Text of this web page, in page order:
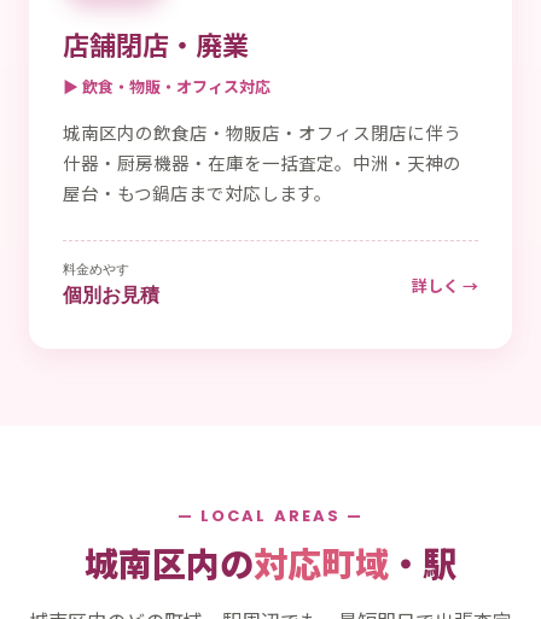
店舗閉店・廃業
▶ 飲食・物販・オフィス対応
城南区内の飲食店・物販店・オフィス閉店に伴う
什器・厨房機器・在庫を一括査定。中洲・天神の
屋台・もつ鍋店まで対応します。
料金めやす
個別お見積 詳しく →
— LOCAL AREAS —
城南区内の対応町域 ・駅